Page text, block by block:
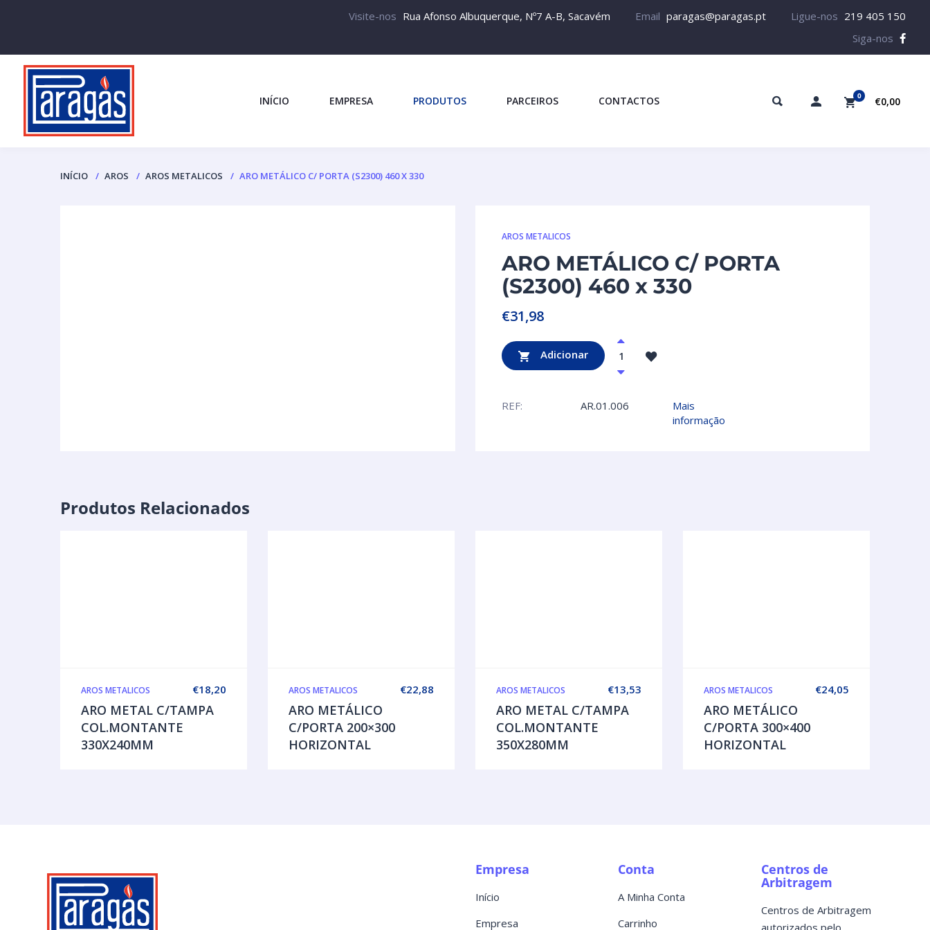
Visite-nos Rua Afonso Albuquerque, Nº7 A-B, Sacavém Email paragas@paragas.pt Ligue-nos 219 405 150
Siga-nos
INÍCIO EMPRESA PRODUTOS PARCEIROS CONTACTOS 0 €0,00
INÍCIO AROS AROS METALICOS ARO METÁLICO C/ PORTA (S2300) 460 X 330
AROS METALICOS
ARO METÁLICO C/ PORTA
(S2300) 460 x 330
€31,98
Adicionar
REF: AR.01.006
Mais
informação
Produtos Relacionados
€18,20
AROS METALICOS
ARO METAL C/TAMPA
COL.MONTANTE
330X240MM
€22,88
AROS METALICOS
ARO METÁLICO
C/PORTA 200×300
HORIZONTAL
€13,53
AROS METALICOS
ARO METAL C/TAMPA
COL.MONTANTE
350X280MM
€24,05
AROS METALICOS
ARO METÁLICO
C/PORTA 300×400
HORIZONTAL
Empresa
Início
Empresa
Conta
A Minha Conta
Carrinho
Centros de
Arbitragem
Centros de Arbitragem
autorizados pelo